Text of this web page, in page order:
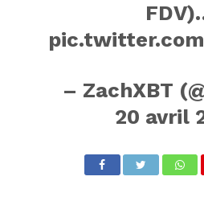
– ZachXBT
20 avril